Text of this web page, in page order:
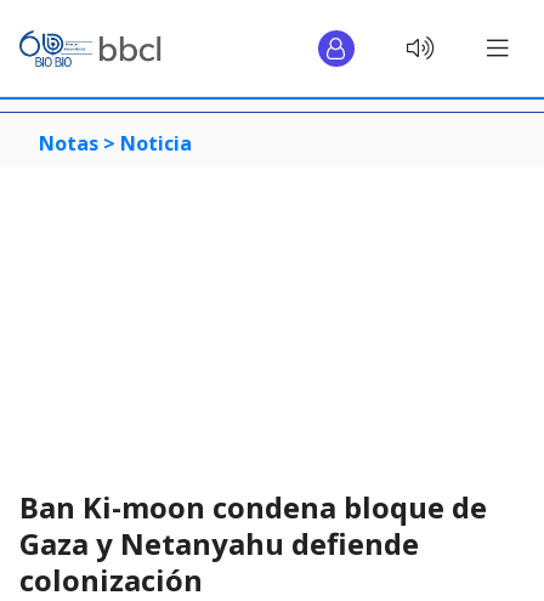
Notas > Noticia
Ban Ki-moon condena bloque de
Gaza y Netanyahu defiende
colonización